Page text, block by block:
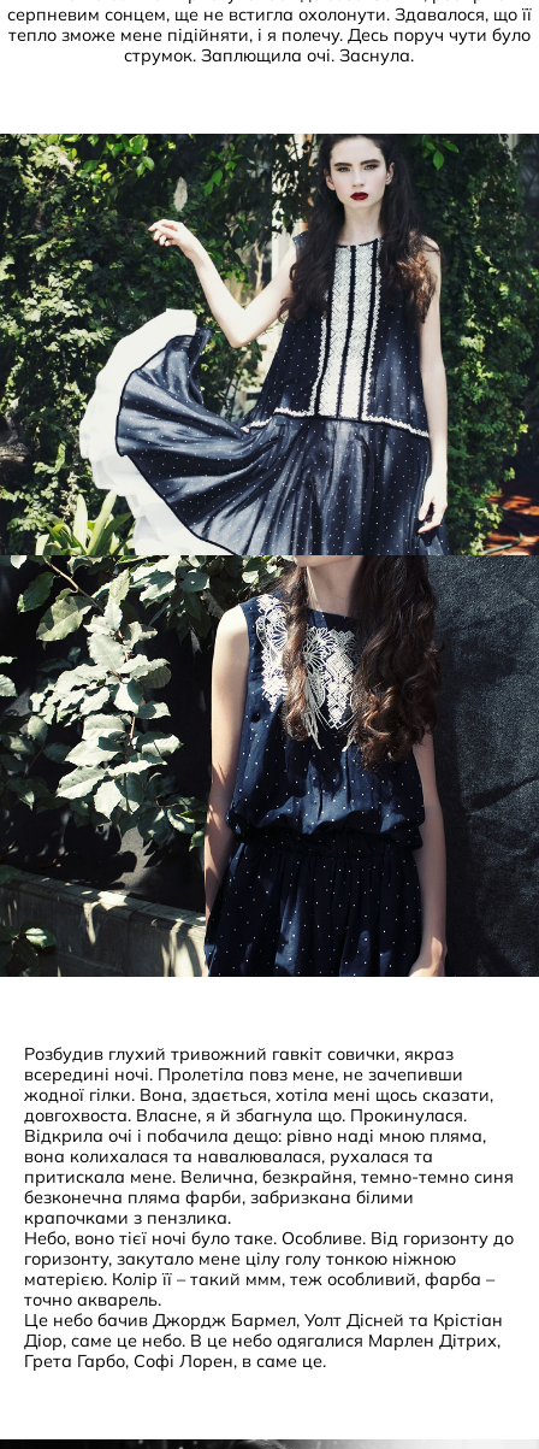
серпневим сонцем, ще не встигла охолонути. Здавалося, що її
тепло зможе мене підійняти, і я полечу. Десь поруч чути було
струмок. Заплющила очі. Заснула.
Розбудив глухий тривожний гавкіт совички, якраз
всередині ночі. Пролетіла повз мене, не зачепивши
жодної гілки. Вона, здається, хотіла мені щось сказати,
довгохвоста. Власне, я й збагнула що. Прокинулася.
Відкрила очі і побачила дещо: рівно наді мною пляма,
вона колихалася та навалювалася, рухалася та
притискала мене. Велична, безкрайня, темно-темно синя
безконечна пляма фарби, забризкана білими
крапочками з пензлика.
Небо, воно тієї ночі було таке. Особливе. Від горизонту до
горизонту, закутало мене цілу голу тонкою ніжною
матерією. Колір її – такий ммм, теж особливий, фарба –
точно акварель.
Це небо бачив Джордж Бармел, Уолт Дісней та Крістіан
Діор, саме це небо. В це небо одягалися Марлен Дітрих,
Грета Гарбо, Софі Лорен, в саме це.